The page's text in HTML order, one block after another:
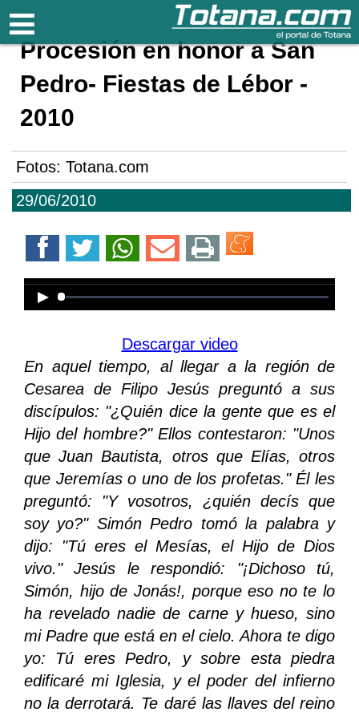
Totana.com
29/06/2010
Procesión en honor a San
Pedro- Fiestas de Lébor -
2010
Fotos: Totana.com
Error loading media: File could not
be played
Descargar video
En aquel tiempo, al llegar a la región de
Cesarea de Filipo Jesús preguntó a sus
discípulos: "¿Quién dice la gente que es el
Hijo del hombre?" Ellos contestaron: "Unos
que Juan Bautista, otros que Elías, otros
que Jeremías o uno de los profetas." Él les
preguntó: "Y vosotros, ¿quién decís que
soy yo?" Simón Pedro tomó la palabra y
dijo: "Tú eres el Mesías, el Hijo de Dios
vivo." Jesús le respondió: "¡Dichoso tú,
Simón, hijo de Jonás!, porque eso no te lo
ha revelado nadie de carne y hueso, sino
mi Padre que está en el cielo. Ahora te digo
yo: Tú eres Pedro, y sobre esta piedra
edificaré mi Iglesia, y el poder del infierno
no la derrotará. Te daré las llaves del reino